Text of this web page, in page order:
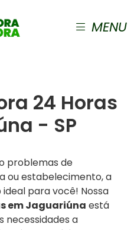
MENU
24 Horas
- SP
problemas de
ou estabelecimento, a
ideal para você! Nossa
em Jaguariúna está
necessidades a